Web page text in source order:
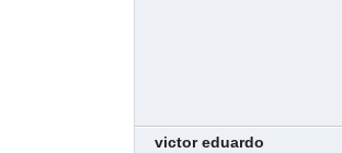
victor eduardo